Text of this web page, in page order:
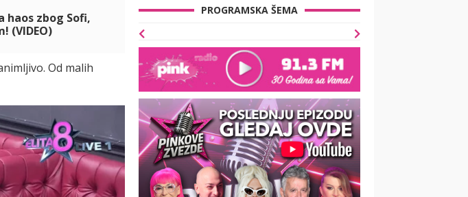
haos zbog Sofi,
(VIDEO)
Od malih
PROGRAMSKA ŠEMA